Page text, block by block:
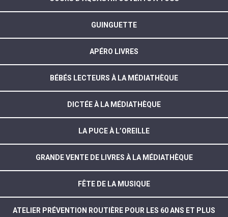
GUINGUETTE
APÉRO LIVRES
BÉBÉS LECTEURS À LA MÉDIATHÈQUE
DICTÉE À LA MÉDIATHÈQUE
LA PUCE À L’OREILLE
GRANDE VENTE DE LIVRES À LA MÉDIATHÈQUE
FÊTE DE LA MUSIQUE
ATELIER PRÉVENTION ROUTIÈRE POUR LES 60 ANS ET PLUS